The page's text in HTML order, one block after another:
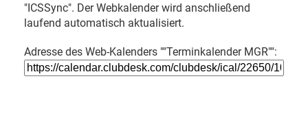
"ICSSync". Der Webkalender wird anschließend
laufend automatisch aktualisiert.
Adresse des Web-Kalenders ""Terminkalender MGR"":